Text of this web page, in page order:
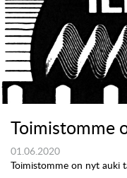
Toimistomme
01.06.2020
Toimistomme on nyt auki